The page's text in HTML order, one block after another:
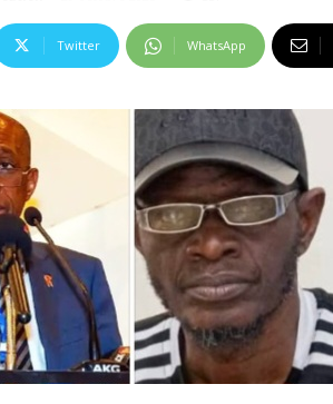
Twitter WhatsApp